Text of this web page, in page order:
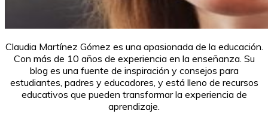
Claudia Martínez Gómez es una apasionada de la educación.
Con más de 10 años de experiencia en la enseñanza. Su
blog es una fuente de inspiración y consejos para
estudiantes, padres y educadores, y está lleno de recursos
educativos que pueden transformar la experiencia de
aprendizaje.